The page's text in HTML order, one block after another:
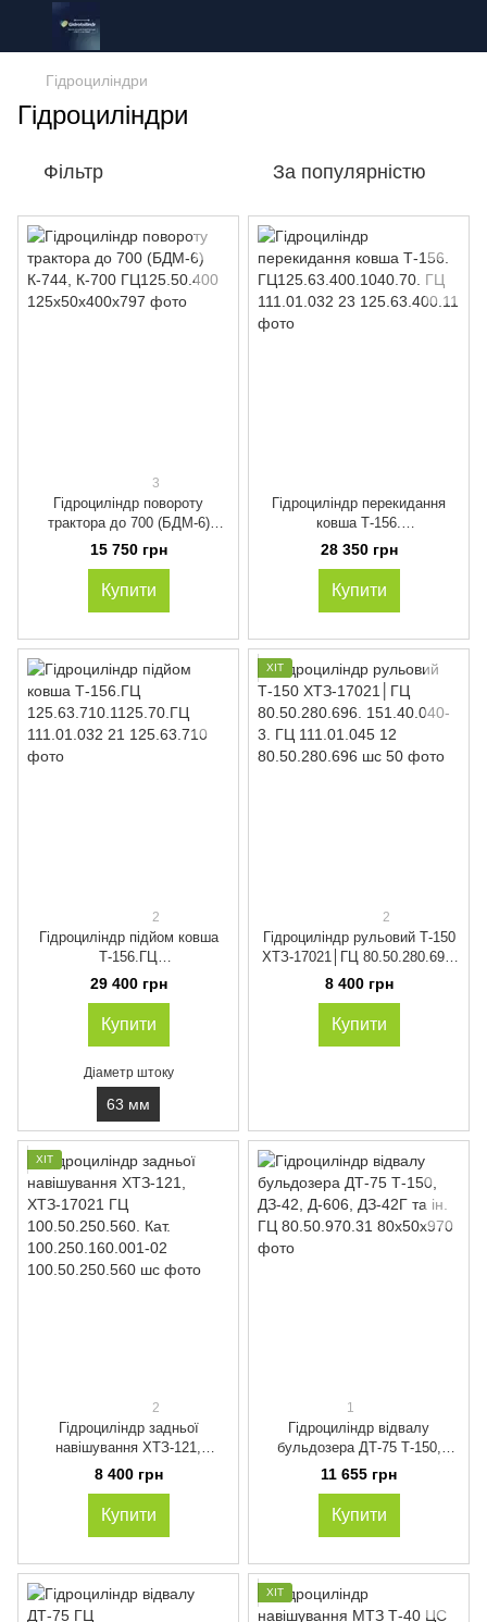
Гідроциліндри
Гідроциліндри
Фільтр За популярністю
3
Гідроциліндр повороту
трактора до 700 (БДМ-6)
К-744, К-700 ГЦ125.50.400
15 750 грн
Купити
Гідроциліндр перекидання
ковша Т-156.
ГЦ125.63.400.1040.70. ГЦ
111.01.032 23
28 350 грн
Купити
2
Гідроциліндр підйом ковша
Т-156.ГЦ
125.63.710.1125.70.ГЦ
111.01.032 21
29 400 грн
Купити
Діаметр штоку
63 мм
ХІТ
2
Гідроциліндр рульовий Т-150
ХТЗ-17021│ГЦ 80.50.280.696.
151.40.040-3. ГЦ 111.01.045 12
8 400 грн
Купити
ХІТ
2
Гідроциліндр задньої
навішування ХТЗ-121,
ХТЗ-17021 ГЦ 100.50.250.560.
Кат. 100.250.160.001-02
8 400 грн
Купити
1
Гідроциліндр відвалу
бульдозера ДТ-75 Т-150,
ДЗ-42, Д-606, ДЗ-42Г та ін. ГЦ
80.50.970.31
11 655 грн
Купити
ХІТ